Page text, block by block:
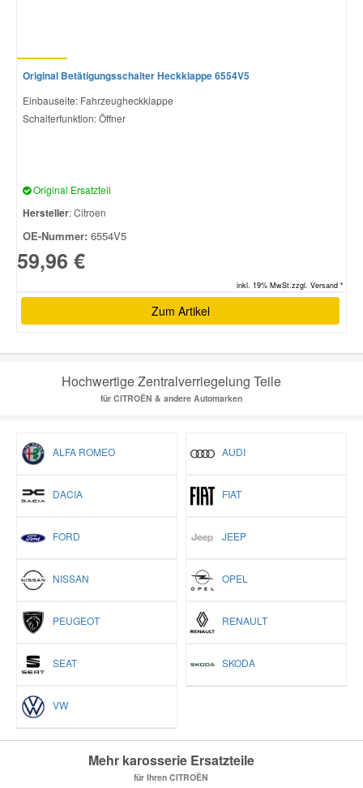
Original Betätigungsschalter Heckklappe 6554V5
Einbauseite: Fahrzeugheckklappe
Schalterfunktion: Öffner
Original Ersatzteil
Hersteller: Citroen
OE-Nummer: 6554V5
59,96 €
inkl. 19% MwSt.zzgl. Versand *
Zum Artikel
Hochwertige Zentralverriegelung Teile
für CITROËN & andere Automarken
ALFA ROMEO AUDI
DACIA FIAT
FORD JEEP
NISSAN OPEL
PEUGEOT RENAULT
SEAT SKODA
VW
Mehr karosserie Ersatzteile
für Ihren CITROËN